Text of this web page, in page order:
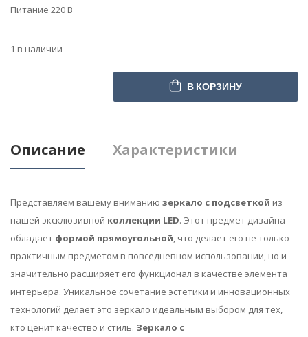
Питание 220 В
1 в наличии
В КОРЗИНУ
Описание Характеристики
Представляем вашему вниманию зеркало с подсветкой из
нашей эксклюзивной коллекции LED. Этот предмет дизайна
обладает формой прямоугольной, что делает его не только
практичным предметом в повседневном использовании, но и
значительно расширяет его функционал в качестве элемента
интерьера. Уникальное сочетание эстетики и инновационных
технологий делает это зеркало идеальным выбором для тех,
кто ценит качество и стиль. Зеркало с